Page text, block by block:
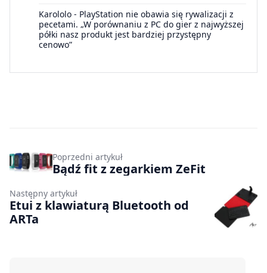
Karololo - PlayStation nie obawia się rywalizacji z
pecetami. „W porównaniu z PC do gier z najwyższej
półki nasz produkt jest bardziej przystępny
cenowo”
Poprzedni artykuł
Bądź fit z zegarkiem ZeFit
Następny artykuł
Etui z klawiaturą Bluetooth od
ARTa